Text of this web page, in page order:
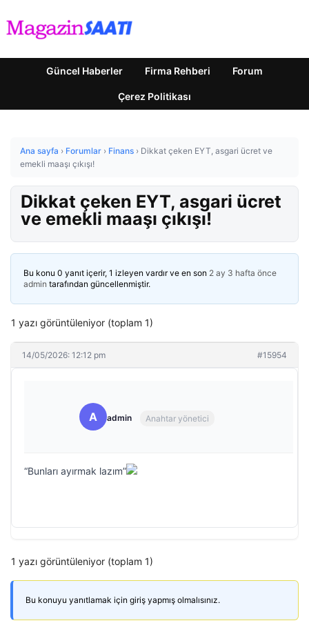
Güncel Haberler Firma Rehberi Forum
Çerez Politikası
Ana sayfa › Forumlar › Finans › Dikkat çeken EYT, asgari ücret ve
emekli maaşı çıkışı!
Dikkat çeken EYT, asgari ücret
ve emekli maaşı çıkışı!
Bu konu 0 yanıt içerir, 1 izleyen vardır ve en son 2 ay 3 hafta önce
admin tarafından güncellenmiştir.
1 yazı görüntüleniyor (toplam 1)
14/05/2026: 12:12 pm #15954
A admin Anahtar yönetici
“Bunları ayırmak lazım”
1 yazı görüntüleniyor (toplam 1)
Bu konuyu yanıtlamak için giriş yapmış olmalısınız.